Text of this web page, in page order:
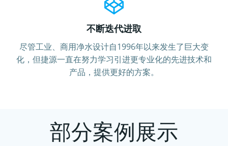
不断迭代进取
尽管工业、商用净水设计自1996年以来发生了巨大变
化，但捷源一直在努力学习引进更专业化的先进技术和
产品，提供更好的方案。
部分案例展示